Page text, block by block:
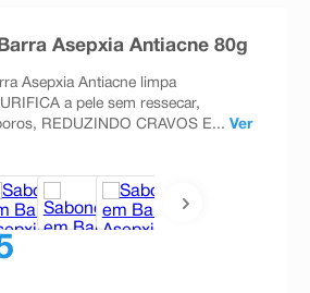
Asepxia Antiacne 80g
Asepxia Antiacne limpa
a pele sem ressecar,
REDUZINDO CRAVOS E... Ver